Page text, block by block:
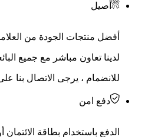
أصيل
أفضل منتجات الجودة من
لدينا تعاون مباشر مع جميع
للانضمام ، يرجى الاتصال بنا
دفع امن
الدفع باستخدام بطاقة الائتمان